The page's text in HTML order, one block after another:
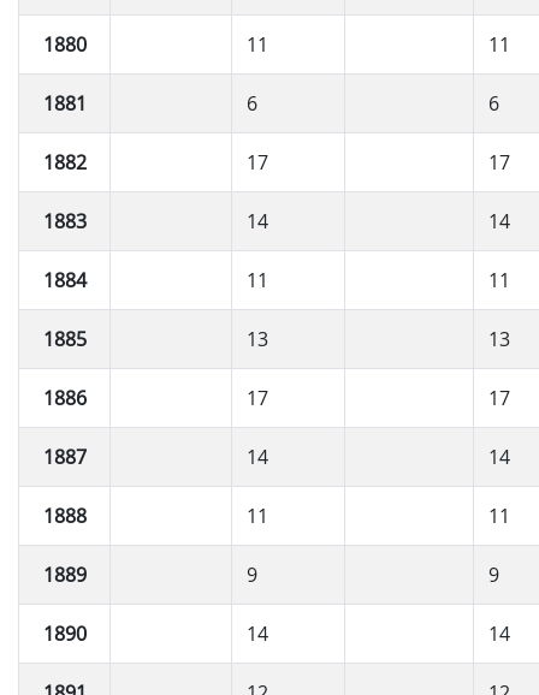
1880 11 11
1881 6 6
1882 17 17
1883 14 14
1884 11 11
1885 13 13
1886 17 17
1887 14 14
1888 11 11
1889 9 9
1890 14 14